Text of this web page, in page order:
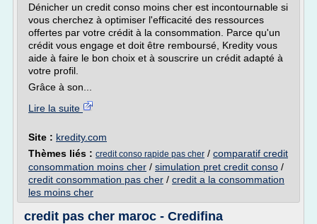
Dénicher un credit conso moins cher est incontournable si
vous cherchez à optimiser l'efficacité des ressources
offertes par votre crédit à la consommation. Parce qu'un
crédit vous engage et doit être remboursé, Kredity vous
aide à faire le bon choix et à souscrire un crédit adapté à
votre profil.
Grâce à son...
Lire la suite
Site : kredity.com
Thèmes liés : credit conso rapide pas cher / comparatif credit
consommation moins cher / simulation pret credit conso /
credit consommation pas cher / credit a la consommation
les moins cher
credit pas cher maroc - Credifina